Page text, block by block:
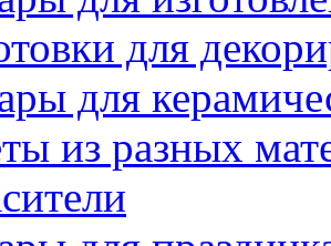
для
для
из разных